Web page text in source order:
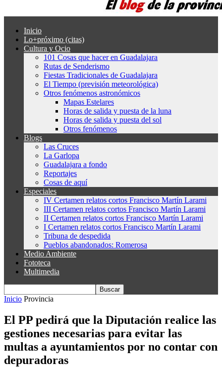
Inicio
Lo+próximo (citas)
Cultura y Ocio
101 Cosas que hacer en Guadalajara
Rutas de Senderismo
Fiestas Tradicionales de Guadalajara
El Tiempo (previsión meteorológica)
Otros fenómenos astronómicos
Mapas Estelares
Horas de salida y puesta de la luna
Horas de salida y puesta del sol
Otros fenómenos
Blogs
Las Cruces
La Garlopa
Guadalajara a fondo
Reportajes
Cosas de aquí
Especiales
IV Certamen relatos cortos Francisco Martín Larami
III Certamen relatos cortos Francisco Martín Larami
II Certamen relatos cortos Francisco Martín Larami
I Certamen relatos cortos Francisco Martín Larami
Tribuna de despedida
Pueblos abandonados: Romerosa
Medio Ambiente
Fototeca
Multimedia
Inicio Provincia
El PP pedirá que la Diputación realice las
gestiones necesarias para evitar las
multas a ayuntamientos por no contar con
depuradoras